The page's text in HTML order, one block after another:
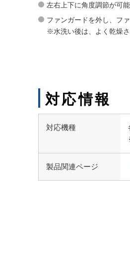
左右上下に角度調節が可
ファンガードを外し、フ
※水洗い後は、よく乾燥
対応情報
対応機種
製品関連ページ